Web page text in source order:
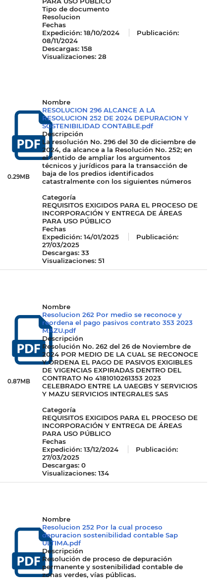
Tipo de documento
Resolucion
Fechas
Expedición: 18/10/2024
Publicación:
08/11/2024
Descargas: 158
Visualizaciones: 28
0.29MB
Nombre
RESOLUCION 296 ALCANCE A LA
RESOLUCION 252 DE 2024 DEPURACION Y
SOSTENIBILIDAD CONTABLE.pdf
Descripción
La resolución No. 296 del 30 de diciembre de
2024, da alcance a la Resolución No. 252; en
el sentido de ampliar los argumentos
técnicos y jurídicos para la transacción de
baja de los predios identificados
catastralmente con los siguientes números
Categoría
REQUISITOS EXIGIDOS PARA EL PROCESO DE
INCORPORACIÓN Y ENTREGA DE ÁREAS
PARA USO PÚBLICO
Fechas
Expedición: 14/01/2025
Publicación:
27/03/2025
Descargas: 33
Visualizaciones: 51
0.87MB
Nombre
Resolucion 262 Por medio se reconoce y
reordena el pago pasivos contrato 353 2023
MAZU.pdf
Descripción
Resolución No. 262 del 26 de Noviembre de
2024 POR MEDIO DE LA CUAL SE RECONOCE
Y ORDENA EL PAGO DE PASIVOS EXIGIBLES
DE VIGENCIAS EXPIRADAS DENTRO DEL
CONTRATO No 4181010261353 2023
CELEBRADO ENTRE LA UAEGBS Y SERVICIOS
Y MAZU SERVICIOS INTEGRALES SAS
Categoría
REQUISITOS EXIGIDOS PARA EL PROCESO DE
INCORPORACIÓN Y ENTREGA DE ÁREAS
PARA USO PÚBLICO
Fechas
Expedición: 13/12/2024
Publicación:
27/03/2025
Descargas: 0
Visualizaciones: 134
Nombre
Resolucion 252 Por la cual proceso
depuracion sostenibilidad contable Sap
ULTIMA.pdf
Descripción
Resolución de proceso de depuración
permanente y sostenibilidad contable de
zonas verdes, vías públicas.